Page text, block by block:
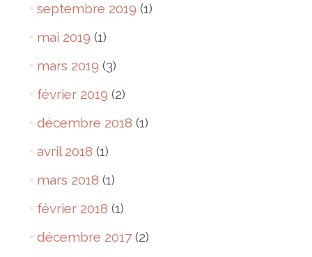
septembre 2019 (1)
mai 2019 (1)
mars 2019 (3)
février 2019 (2)
décembre 2018 (1)
avril 2018 (1)
mars 2018 (1)
février 2018 (1)
décembre 2017(2)